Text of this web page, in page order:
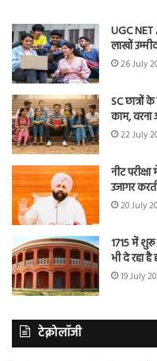
UGC
लाखों
26 July
SC
काम,
22 July
नीट
उजागर
20 July
1715 में
भी दे रहा है
19 July
टेक्नोलॉजी